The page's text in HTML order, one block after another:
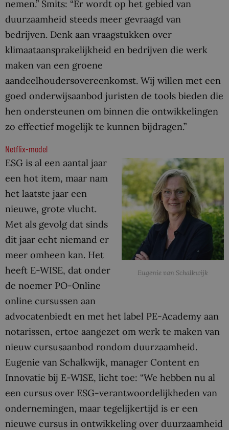
nemen.” Smits: “Er wordt op het gebied van
duurzaamheid steeds meer gevraagd van
bedrijven. Denk aan vraagstukken over
klimaataansprakelijkheid en bedrijven die werk
maken van een groene
aandeelhoudersovereenkomst. Wij willen met een
goed onderwijsaanbod juristen de tools bieden die
hen ondersteunen om binnen die ontwikkelingen
zo effectief mogelijk te kunnen bijdragen.”
Netflix-model
Eugenie van Schalkwijk
ESG is al een aantal jaar
een hot item, maar nam
het laatste jaar een
nieuwe, grote vlucht.
Met als gevolg dat sinds
dit jaar echt niemand er
meer omheen kan. Het
heeft E-WISE, dat onder
de noemer PO-Online
online cursussen aan
advocatenbiedt en met het label PE-Academy aan
notarissen, ertoe aangezet om werk te maken van
nieuw cursusaanbod rondom duurzaamheid.
Eugenie van Schalkwijk, manager Content en
Innovatie bij E-WISE, licht toe: “We hebben nu al
een cursus over ESG-verantwoordelijkheden van
ondernemingen, maar tegelijkertijd is er een
nieuwe cursus in ontwikkeling over duurzaamheid